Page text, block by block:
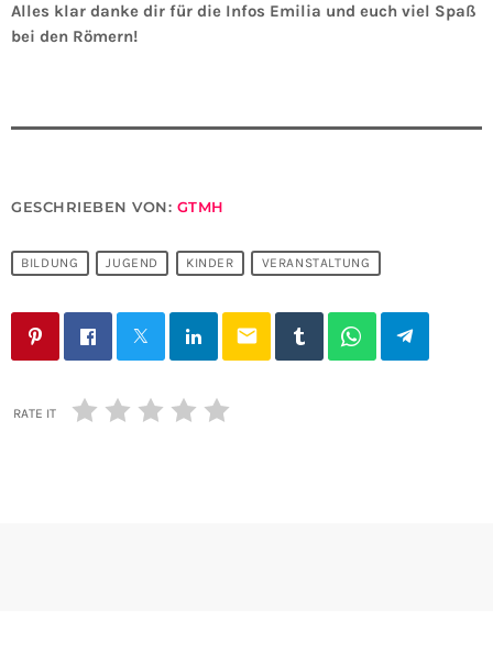
Alles klar danke dir für die Infos Emilia und euch viel Spaß
bei den Römern!
GESCHRIEBEN VON: GTMH
BILDUNG JUGEND KINDER VERANSTALTUNG
email
RATE IT